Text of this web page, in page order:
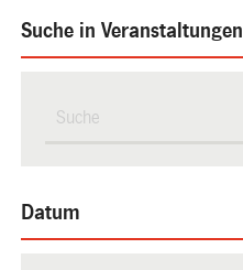
Suche in Veranstaltungen
Datum